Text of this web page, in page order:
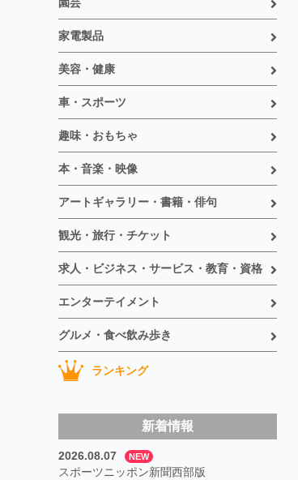
家電製品
美容・健康
車・スポーツ
趣味・おもちゃ
本・音楽・映像
アートギャラリー・書籍・俳句
観光・旅行・チケット
求人・ビジネス・サービス・教育・資格
エンターテイメント
グルメ・食べ飲み歩き
ランキング
新着情報
2026.08.07 NEW
スポーツニッポン新聞西部版